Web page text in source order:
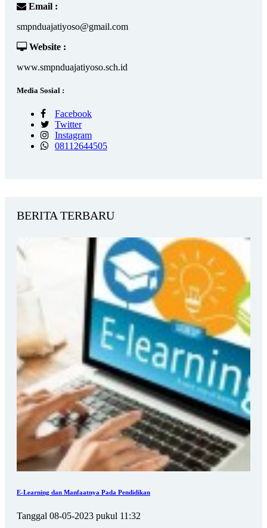
Email :
smpnduajatiyoso@gmail.com
Website :
www.smpnduajatiyoso.sch.id
Media Sosial :
Facebook
Twitter
Instagram
08112644505
BERITA TERBARU
E-Learning dan Manfaatnya Pada Pendidikan
Tanggal 08-05-2023 pukul 11:32